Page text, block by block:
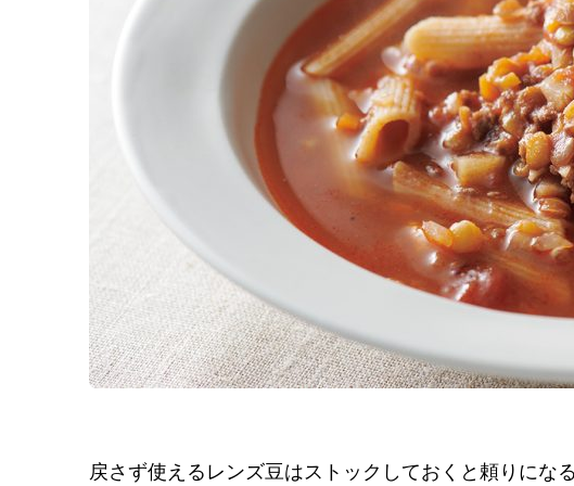
戻さず使えるレンズ豆はストックしておくと頼りにな